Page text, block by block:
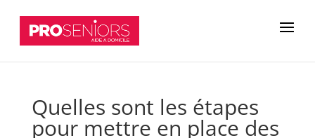
Quelles sont les étapes
pour mettre en place des